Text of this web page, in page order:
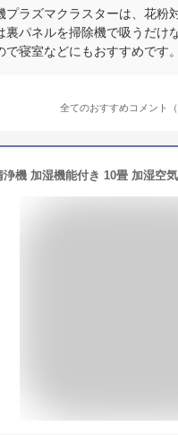
プラズマクラスターは、花粉
裏パネルを掃除機で吸うだけ
寝室などにもおすすめです。
全てのおすすめコメント（